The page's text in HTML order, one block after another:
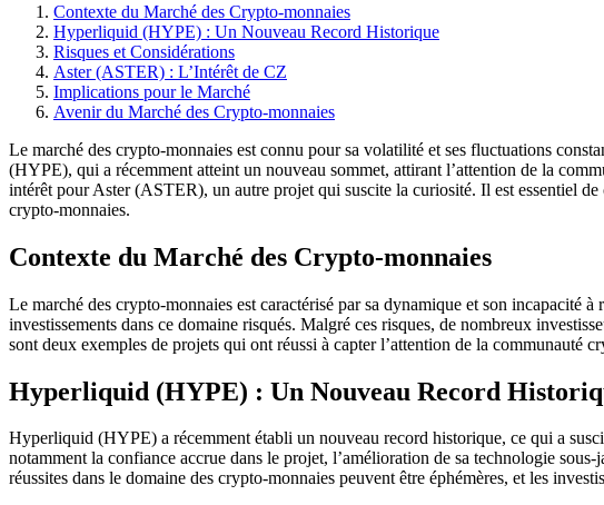
Contexte du Marché des Crypto-monnaies
Hyperliquid (HYPE) : Un Nouveau Record Historique
Risques et Considérations
Aster (ASTER) : L’Intérêt de CZ
Implications pour le Marché
Avenir du Marché des Crypto-monnaies
Le marché des crypto-monnaies est connu pour sa volatilité et ses fluctuations
(HYPE), qui a récemment atteint un nouveau sommet, attirant l’attention de la
intérêt pour Aster (ASTER), un autre projet qui suscite la curiosité. Il est essentiel
crypto-monnaies.
Contexte du Marché des Crypto-monnaies
Le marché des crypto-monnaies est caractérisé par sa dynamique et son incapacité
investissements dans ce domaine risqués. Malgré ces risques, de nombreux
sont deux exemples de projets qui ont réussi à capter l’attention de la communauté
Hyperliquid (HYPE) : Un Nouveau Record
Hyperliquid (HYPE) a récemment établi un nouveau record historique, ce qui a
notamment la confiance accrue dans le projet, l’amélioration de sa technologie
réussites dans le domaine des crypto-monnaies peuvent être éphémères, et les